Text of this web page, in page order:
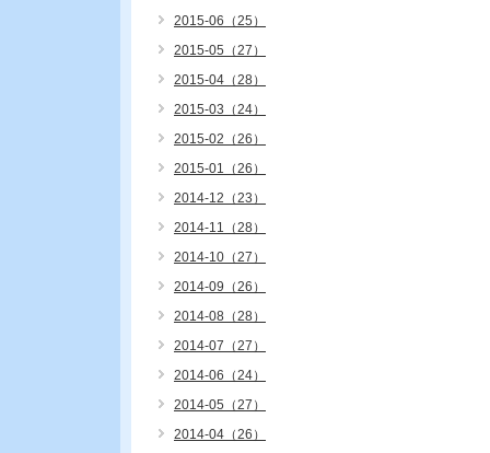
2015-06（25）
2015-05（27）
2015-04（28）
2015-03（24）
2015-02（26）
2015-01（26）
2014-12（23）
2014-11（28）
2014-10（27）
2014-09（26）
2014-08（28）
2014-07（27）
2014-06（24）
2014-05（27）
2014-04（26）